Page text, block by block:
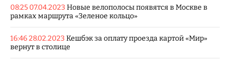
08:25 07.04.2023 Новые велополосы появятся в Москве в
рамках маршрута «Зеленое кольцо»
16:46 28.02.2023 Кешбэк за оплату проезда картой «Мир»
вернут в столице